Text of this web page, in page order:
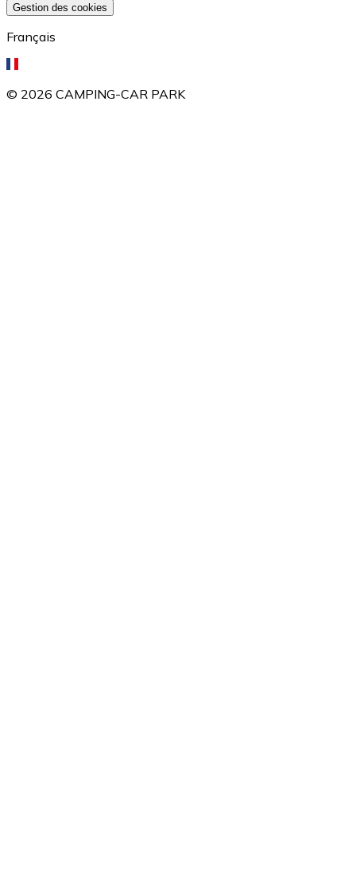
Gestion des cookies
Français
© 2026 CAMPING-CAR PARK